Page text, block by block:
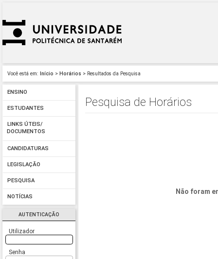
Você está em: Início > Horários > Resultados da Pesquisa
ENSINO
ESTUDANTES
LINKS ÚTEIS/
DOCUMENTOS
CANDIDATURAS
LEGISLAÇÃO
PESQUISA
NOTÍCIAS
AUTENTICAÇÃO
Utilizador
Senha
Pesquisa de Horários
Não foram